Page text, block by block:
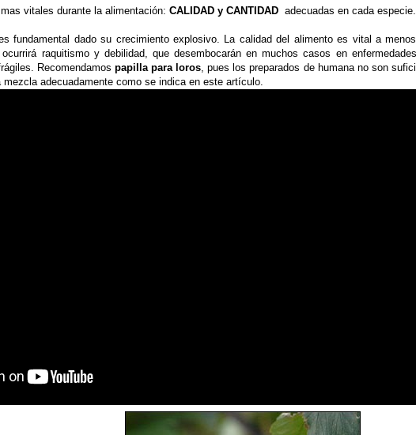
vitales durante la alimentación: CALIDAD y CANTIDAD adecuadas en cada especie.
fundamental dado su crecimiento explosivo. La calidad del alimento es vital a
raquitismo y debilidad, que desembocarán en muchos casos en
Recomendamos papilla para loros , pues los preparados de humana no son
adecuadamente como se indica en este artículo.